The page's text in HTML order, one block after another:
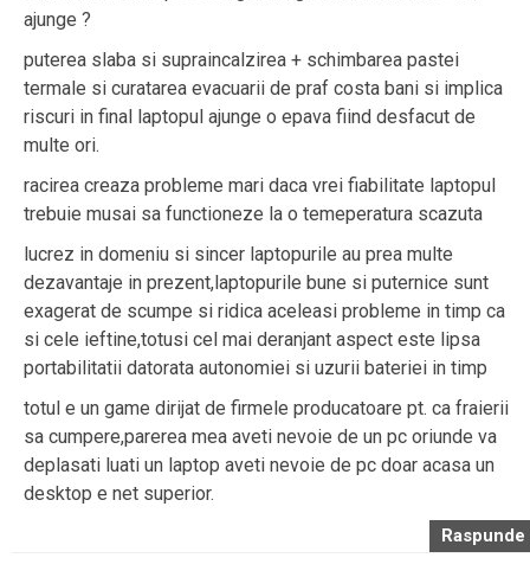
ajunge ?
puterea slaba si supraincalzirea + schimbarea pastei
termale si curatarea evacuarii de praf costa bani si implica
riscuri in final laptopul ajunge o epava fiind desfacut de
multe ori.
racirea creaza probleme mari daca vrei fiabilitate laptopul
trebuie musai sa functioneze la o temeperatura scazuta
lucrez in domeniu si sincer laptopurile au prea multe
dezavantaje in prezent,laptopurile bune si puternice sunt
exagerat de scumpe si ridica aceleasi probleme in timp ca
si cele ieftine,totusi cel mai deranjant aspect este lipsa
portabilitatii datorata autonomiei si uzurii bateriei in timp
totul e un game dirijat de firmele producatoare pt. ca fraierii
sa cumpere,parerea mea aveti nevoie de un pc oriunde va
deplasati luati un laptop aveti nevoie de pc doar acasa un
desktop e net superior.
Raspunde